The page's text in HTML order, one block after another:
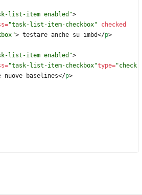
list-item enabled">
="task-list-item-checkbox"
checked
> testare anche su imbd</p>
list-item enabled">
="task-list-item-checkbox"type="check
nuove baselines</p>